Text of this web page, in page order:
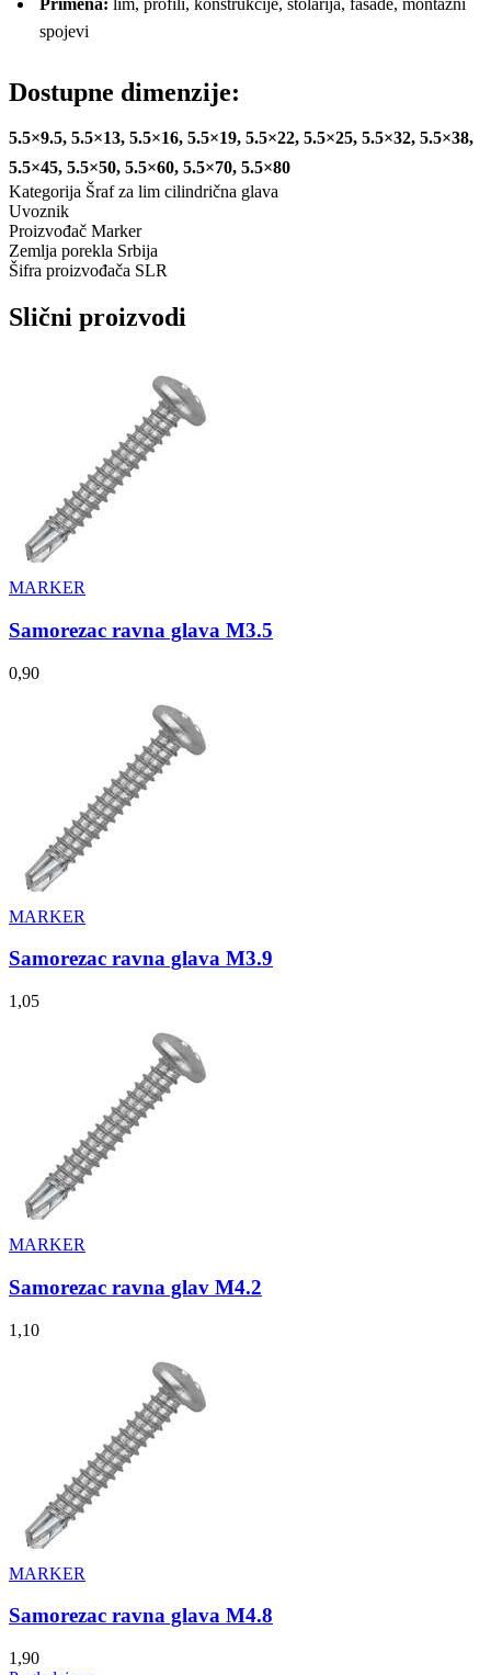
spojevi
Dostupne dimenzije:
5.5×9.5, 5.5×13, 5.5×16, 5.5×19, 5.5×22, 5.5×25, 5.5×32, 5.5×38,
5.5×45, 5.5×50, 5.5×60, 5.5×70, 5.5×80
Kategorija Šraf za lim cilindrična glava
Uvoznik
Proizvođač Marker
Zemlja porekla Srbija
Šifra proizvođača SLR
Slični proizvodi
MARKER
Samorezac ravna glava M3.5
0,90
MARKER
Samorezac ravna glava M3.9
1,05
MARKER
Samorezac ravna glav M4.2
1,10
MARKER
Samorezac ravna glava M4.8
1,90